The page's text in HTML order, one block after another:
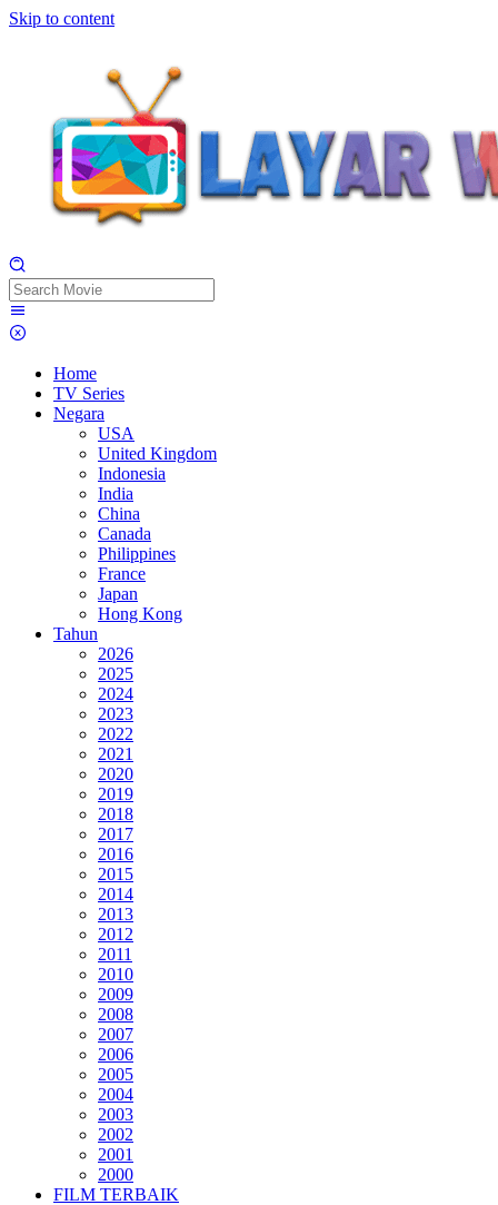
Skip to content
Home
TV Series
Negara
USA
United Kingdom
Indonesia
India
China
Canada
Philippines
France
Japan
Hong Kong
Tahun
2026
2025
2024
2023
2022
2021
2020
2019
2018
2017
2016
2015
2014
2013
2012
2011
2010
2009
2008
2007
2006
2005
2004
2003
2002
2001
2000
FILM TERBAIK